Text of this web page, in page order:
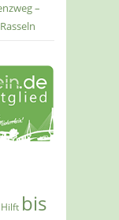
–
bis